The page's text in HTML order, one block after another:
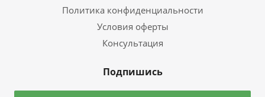
Политика конфиденциальности
Условия оферты
Консультация
Подпишись